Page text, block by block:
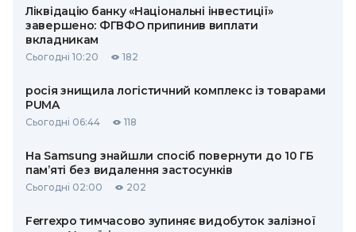
Ліквідацію банку «Національні інвестиції»
завершено: ФГВФО припинив виплати
вкладникам
Сьогодні 10:20 182
росія знищила логістичний комплекс із товарами
PUMA
Сьогодні 06:44 118
На Samsung знайшли спосіб повернути до 10 ГБ
пам’яті без видалення застосунків
Сьогодні 02:00 202
Ferrexpo тимчасово зупиняє видобуток залізної